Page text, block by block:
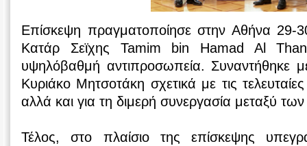
Επίσκεψη πραγματοποίησε στην Αθήνα 29-
Κατάρ Σεϊχης Tamim bin Hamad Al
υψηλόβαθμή αντιπροσωπεία. Συναντήθηκε
Κυριάκο Μητσοτάκη σχετικά με τις τελευταίες
αλλά και για τη διμερή συνεργασία μεταξύ
Τέλος, στο πλαίσιο της επίσκεψης